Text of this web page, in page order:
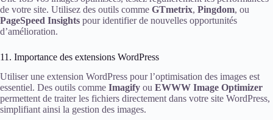
de votre site. Utilisez des outils comme GTmetrix, Pingdom, ou
PageSpeed Insights pour identifier de nouvelles opportunités
d’amélioration.
11. Importance des extensions WordPress
Utiliser une extension WordPress pour l’optimisation des images est
essentiel. Des outils comme Imagify ou EWWW Image Optimizer
permettent de traiter les fichiers directement dans votre site WordPress,
simplifiant ainsi la gestion des images.